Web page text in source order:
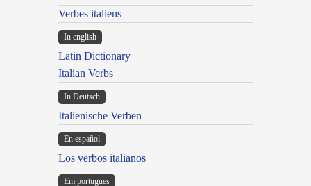
Verbes italiens
In english
Latin Dictionary
Italian Verbs
In Deutsch
Italienische Verben
En español
Los verbos italianos
Em portugues